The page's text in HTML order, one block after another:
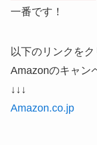
一番です！
以下のリンクを
Amazonのキャン
↓↓↓
Amazon.co.jp